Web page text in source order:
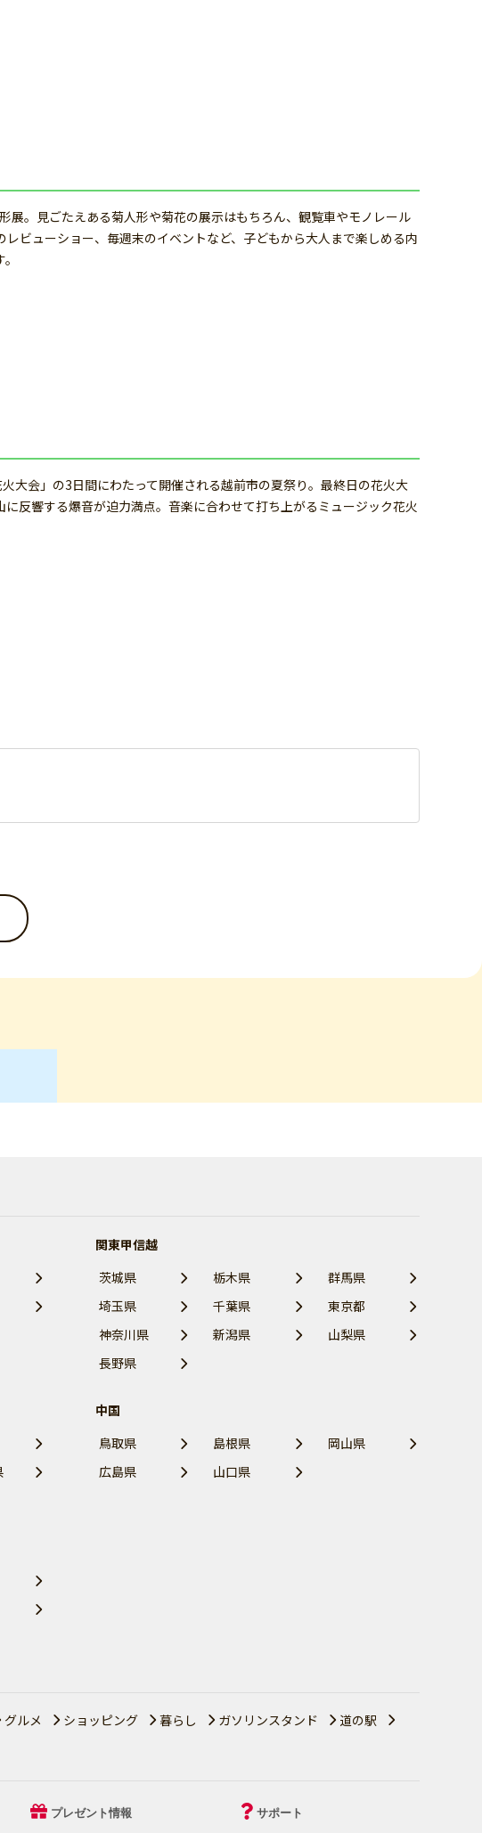
展。見ごたえある菊人形や菊花の展示はもちろん、観覧車やモノレール
ビューショー、毎週末のイベントなど、子どもから大人まで楽しめる内
大会」の3日間にわたって開催される越前市の夏祭り。最終日の花火大
反響する爆音が迫力満点。音楽に合わせて打ち上がるミュージック花火
関東甲信越
茨城県
栃木県
群馬県
埼玉県
千葉県
東京都
神奈川県
新潟県
山梨県
長野県
中国
鳥取県
島根県
岡山県
広島県
山口県
グルメ ショッピング 暮らし ガソリンスタンド
道の駅
プレゼント情報 サポート